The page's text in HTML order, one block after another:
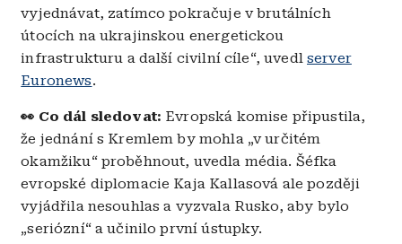
vyjednávat, zatímco pokračuje v brutálních
útocích na ukrajinskou energetickou
infrastrukturu a další civilní cíle“, uvedl server
Euronews.
👀 Co dál sledovat: Evropská komise připustila,
že jednání s Kremlem by mohla „v určitém
okamžiku“ proběhnout, uvedla média. Šéfka
evropské diplomacie Kaja Kallasová ale později
vyjádřila nesouhlas a vyzvala Rusko, aby bylo
„seriózní“ a učinilo první ústupky.